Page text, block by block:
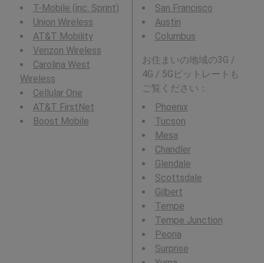
T-Mobile (inc. Sprint)
Union Wireless
AT&T Mobility
Verizon Wireless
Carolina West
Wireless
Cellular One
AT&T FirstNet
Boost Mobile
San Francisco
Austin
Columbus
お住まいの地域の3G /
4G / 5Gビットレートも
ご覧ください：
Phoenix
Tucson
Mesa
Chandler
Glendale
Scottsdale
Gilbert
Tempe
Tempe Junction
Peoria
Surprise